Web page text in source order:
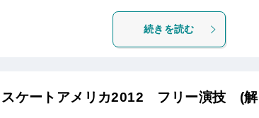
続きを読む
ケートアメリカ2012 フリー演技 (解